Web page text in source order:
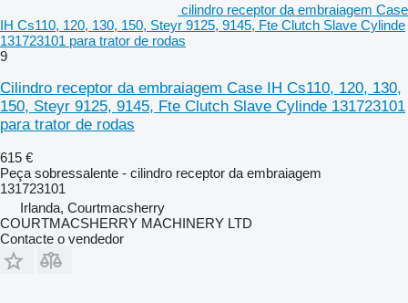
cilindro receptor da embraiagem Case
IH Cs110, 120, 130, 150, Steyr 9125, 9145, Fte Clutch Slave Cylinde
131723101 para trator de rodas
9
Cilindro receptor da embraiagem Case IH Cs110, 120, 130,
150, Steyr 9125, 9145, Fte Clutch Slave Cylinde 131723101
para trator de rodas
615 €
Peça sobressalente - cilindro receptor da embraiagem
131723101
Irlanda, Courtmacsherry
COURTMACSHERRY MACHINERY LTD
Contacte o vendedor